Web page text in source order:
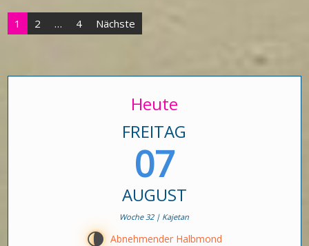
Seitennummerierung
der
1 2 … 4 Nächste
Heute
FREITAG
07
AUGUST
Woche 32 | Kajetan
U Abnehmender Halbmond